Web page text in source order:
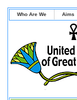
Who Are We Aims